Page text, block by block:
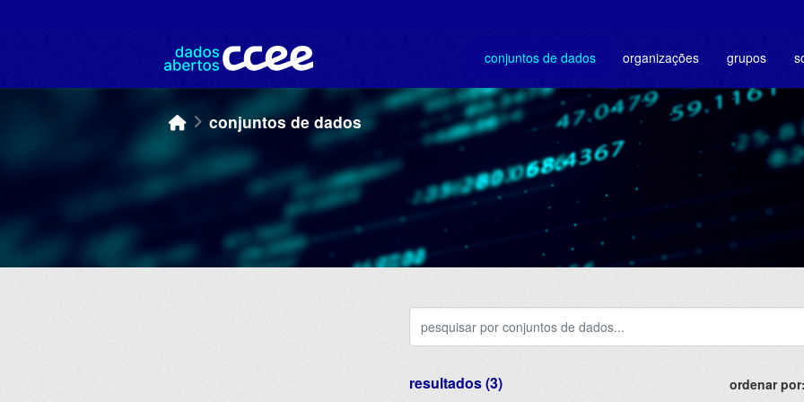
conjuntos de dados organizações grupos
conjuntos de dados
ordenar por
resultados (3)